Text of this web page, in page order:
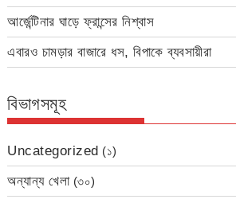
আর্জেন্টিনার ঘাড়ে ফ্রান্সের নিশ্বাস
এবারও চামড়ার বাজারে ধস, বিপাকে ব্যবসায়ীরা
বিভাগসমূহ
Uncategorized (১)
অন্যান্য খেলা(৩০)